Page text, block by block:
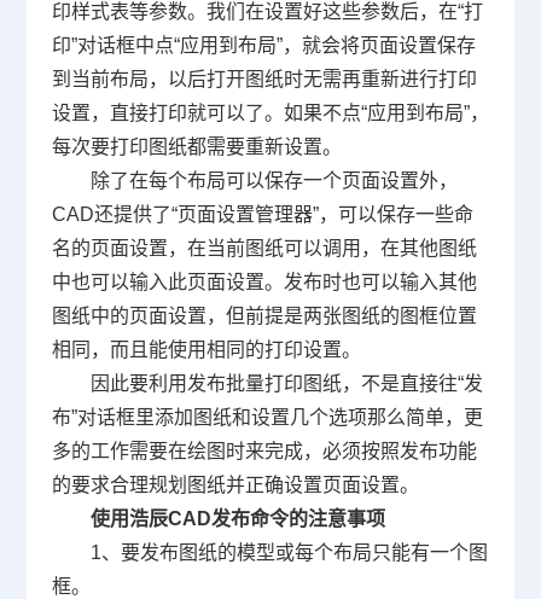
印样式表等参数。我们在设置好这些参数后，在“打
印”对话框中点“应用到布局”，就会将页面设置保存
到当前布局，以后打开图纸时无需再重新进行打印
设置，直接打印就可以了。如果不点“应用到布局”，
每次要打印图纸都需要重新设置。
除了在每个布局可以保存一个页面设置外，
CAD还提供了“页面设置管理器”，可以保存一些命
名的页面设置，在当前图纸可以调用，在其他图纸
中也可以输入此页面设置。发布时也可以输入其他
图纸中的页面设置，但前提是两张图纸的图框位置
相同，而且能使用相同的打印设置。
因此要利用发布批量打印图纸，不是直接往“发
布”对话框里添加图纸和设置几个选项那么简单，更
多的工作需要在绘图时来完成，必须按照发布功能
的要求合理规划图纸并正确设置页面设置。
使用浩辰CAD发布命令的注意事项
1、要发布图纸的模型或每个布局只能有一个图
框。